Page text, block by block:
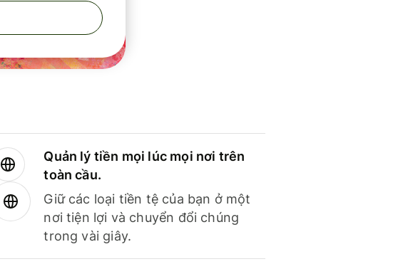
Quản lý tiền mọi lúc mọi nơi trên
toàn cầu.
Giữ các loại tiền tệ của bạn ở một
nơi tiện lợi và chuyển đổi chúng
trong vài giây.